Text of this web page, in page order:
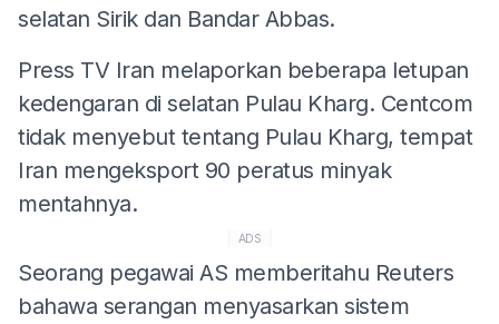
selatan Sirik dan Bandar Abbas.
Press TV Iran melaporkan beberapa letupan
kedengaran di selatan Pulau Kharg. Centcom
tidak menyebut tentang Pulau Kharg, tempat
Iran mengeksport 90 peratus minyak
mentahnya.
ADS
Seorang pegawai AS memberitahu Reuters
bahawa serangan menyasarkan sistem